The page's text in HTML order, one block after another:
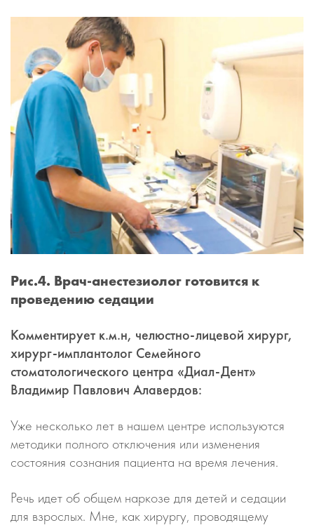
Рис.4. Врач-анестезиолог готовится к
проведению седации
Комментирует к.м.н, челюстно-лицевой хирург,
хирург-имплантолог Семейного
стоматологического центра «Диал-Дент»
Владимир Павлович Алавердов:
Уже несколько лет в нашем центре используются
методики полного отключения или изменения
состояния сознания пациента на время лечения.
Речь идет об общем наркозе для детей и седации
для взрослых. Мне, как хирургу, проводящему